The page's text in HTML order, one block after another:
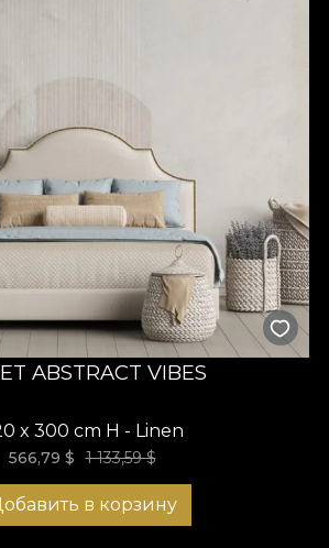
ABSTRACT VIBES
x 300 cm H - Linen
566,79$ 1 133,59 $
в корзину